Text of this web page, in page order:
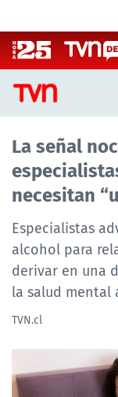
CASTING
CASTING TVN
TVN VERTICAL
TVN PLAY
PROGRAMAS
NTV
La señal
necesitan
Especialistas
alcohol para
derivar en una
la salud mental
TVN.cl